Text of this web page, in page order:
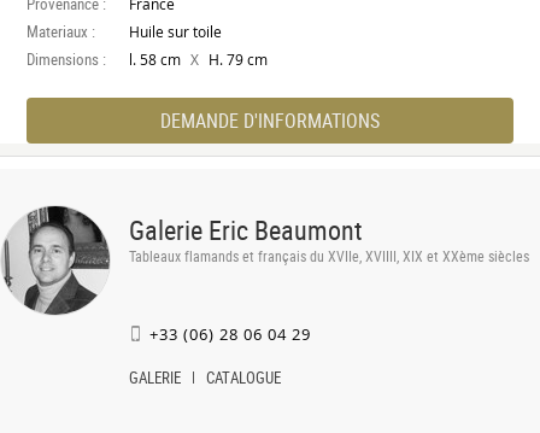
France
Materiaux : Huile sur toile
Dimensions : l. 58 cm X H. 79 cm
DEMANDE D'INFORMATIONS
Galerie Eric Beaumont
Tableaux flamands et français du XVIIe, XVIIII, XIX et XXème siècles
+33 (06) 28 06 04 29
GALERIE CATALOGUE